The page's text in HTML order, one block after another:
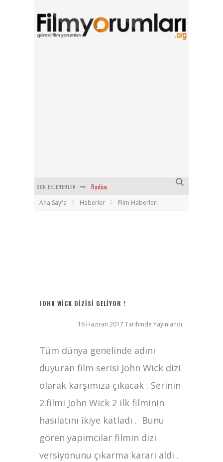
SON EKLENENLER
Bayanların Sohbet Numaralarını Nereden Bulurum
Ana Sayfa Haberler Film Haberleri
JOHN WICK DIZISI GELIYOR !
16 Haziran 2017 Tarihinde Yayınlandı.
Tüm dünya genelinde adını
duyuran film serisi John Wick dizi
olarak karşımıza çıkacak . Serinin
2.filmi John Wick 2 ilk filminin
hasılatını ikiye katladı . Bunu
gören yapımcılar filmin dizi
versiyonunu çıkarma kararı aldı .